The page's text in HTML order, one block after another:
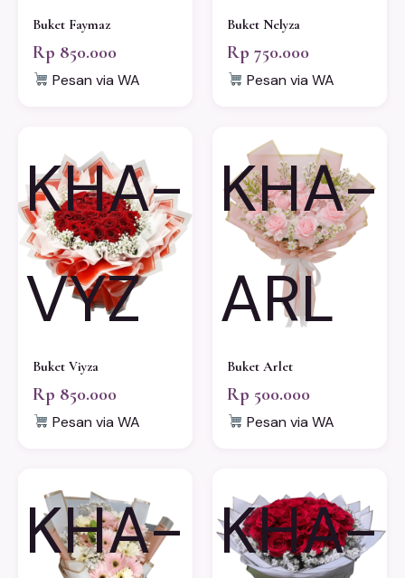
Buket Faymaz
Rp 850.000
Pesan via WA
Buket Nelyza
Rp 750.000
Pesan via WA
KHA-
VYZ
Buket Viyza
Rp 850.000
Pesan via WA
KHA-
ARL
Buket Arlet
Rp 500.000
Pesan via WA
KHA- KHA-